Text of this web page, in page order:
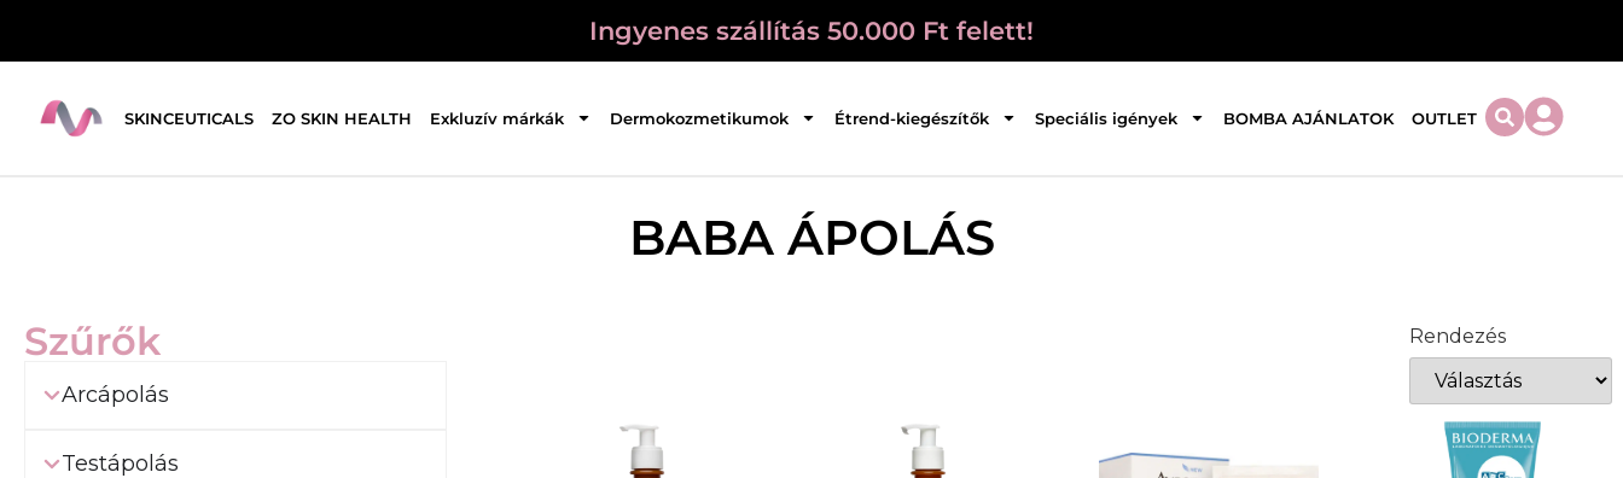
Ingyenes szállítás 50.000 Ft felett!
SKINCEUTICALS ZO SKIN HEALTH Exkluzív márkák Dermokozmetikumok Étrend-kiegészítők Speciális igények BOMBA AJÁNLATOK OUTLET
BABA ÁPOLÁS
Szűrők
Arcápolás
Testápolás
Rendezés